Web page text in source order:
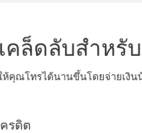
เคล็ดลับสำหรั
ห้คุณโทรได้นานขึ้นโดยจ่ายเงิ
รดิต